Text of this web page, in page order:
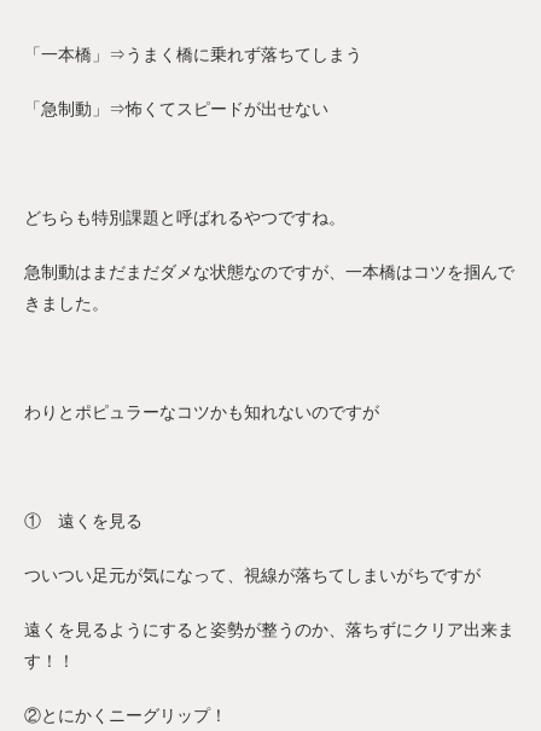
「一本橋」⇒うまく橋に乗れず落ちてしまう
「急制動」⇒怖くてスピードが出せない
どちらも特別課題と呼ばれるやつですね。
急制動はまだまだダメな状態なのですが、一本橋はコツを掴んで
きました。
わりとポピュラーなコツかも知れないのですが
① 遠くを見る
ついつい足元が気になって、視線が落ちてしまいがちですが
遠くを見るようにすると姿勢が整うのか、落ちずにクリア出来ま
す！！
②とにかくニーグリップ！